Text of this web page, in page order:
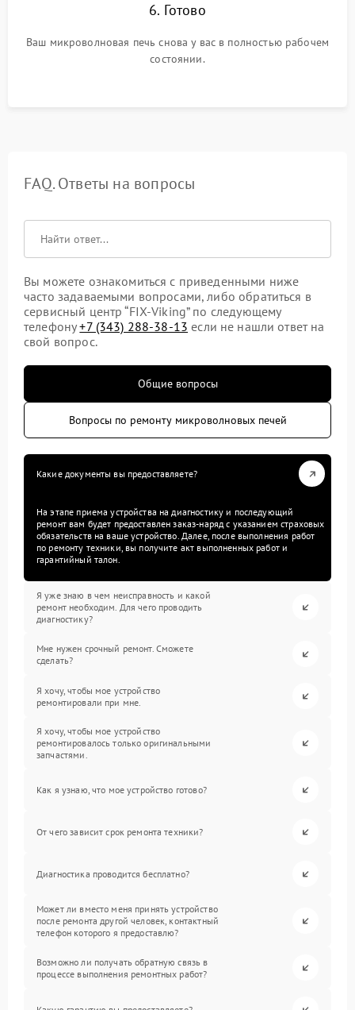
6. Готово
Ваш микроволновая печь снова у вас в полностью рабочем
состоянии.
FAQ. Ответы на вопросы
Вы можете ознакомиться с приведенными ниже
часто задаваемыми вопросами, либо обратиться в
сервисный центр “FIX-Viking” по следующему
телефону+7 (343) 288-38-13 если не нашли ответ на
свой вопрос.
Общие вопросы
Вопросы по ремонту микроволновых печей
Какие документы вы предоставляете?
На этапе приема устройства на диагностику и последующий
ремонт вам будет предоставлен заказ-наряд с указанием страховых
обязательств на ваше устройство. Далее, после выполнения работ
по ремонту техники, вы получите акт выполненных работ и
гарантийный талон.
Я уже знаю в чем неисправность и какой
ремонт необходим. Для чего проводить
диагностику?
Мне нужен срочный ремонт. Сможете
сделать?
Я хочу, чтобы мое устройство
ремонтировали при мне.
Я хочу, чтобы мое устройство
ремонтировалось только оригинальными
запчастями.
Как я узнаю, что мое устройство готово?
От чего зависит срок ремонта техники?
Диагностика проводится бесплатно?
Может ли вместо меня принять устройство
после ремонта другой человек, контактный
телефон которого я предоставлю?
Возможно ли получать обратную связь в
процессе выполнения ремонтных работ?